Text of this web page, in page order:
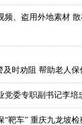
频、盗用外地素材
及时劝阻 帮助老人保
党委专职副书记李培
“靶车” 重庆九龙坡